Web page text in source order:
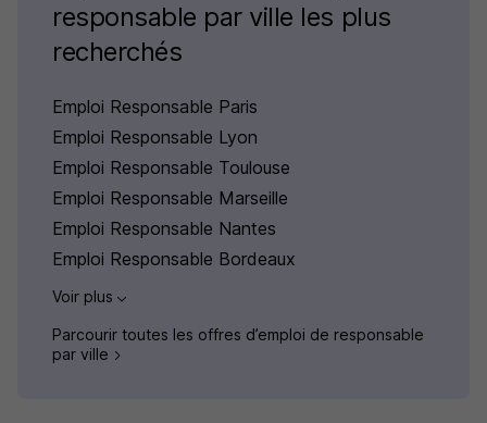
responsable par ville les plus
recherchés
Emploi Responsable Paris
Emploi Responsable Lyon
Emploi Responsable Toulouse
Emploi Responsable Marseille
Emploi Responsable Nantes
Emploi Responsable Bordeaux
Voir plus
Parcourir toutes les offres d’emploi de responsable
par ville